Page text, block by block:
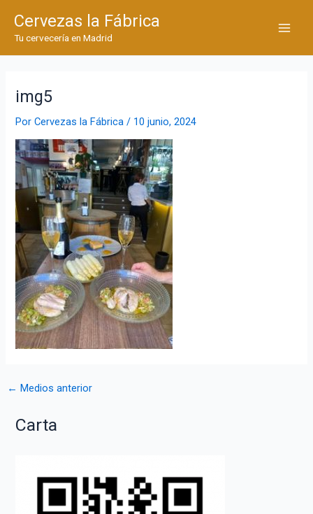
contenido
Cervezas la Fábrica
Tu cervecería en Madrid
img5
PorCervezas la Fábrica/ 10 junio, 2024
Navegación
entradas
← Medios anterior
Carta